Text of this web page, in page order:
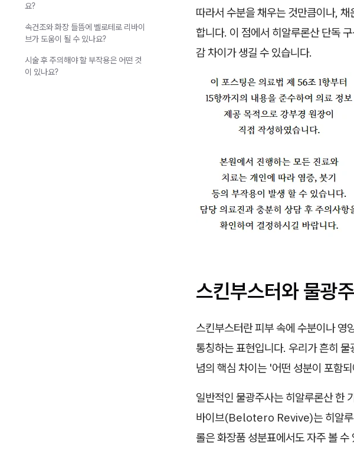
따라서 수분을 채우는 것만큼이나,
합니다. 이 점에서 히알루론산 단독
감 차이가 생길 수 있습니다.
스킨부스터와 물광
스킨부스터란 피부 속에 수분이나 영
통칭하는 표현입니다. 우리가 흔히
념의 핵심 차이는 '어떤 성분이 포함
일반적인 물광주사는 히알루론산 한
바이브(Belotero Revive)는 히알루
롤은 화장품 성분표에서도 자주 볼
요?
속건조와 화장 들뜸에 벨로테로 리바이
브가 도움이 될 수 있나요?
시술 후 주의해야 할 부작용은 어떤 것
이 있나요?